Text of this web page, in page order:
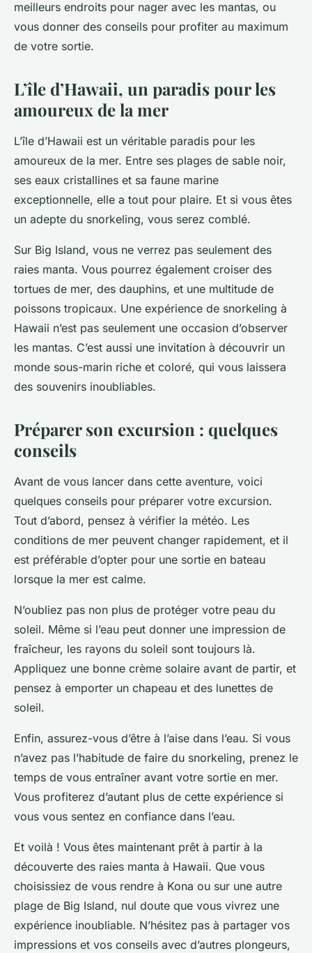
meilleurs endroits pour nager avec les mantas, ou
vous donner des conseils pour profiter au maximum
de votre sortie.
L’île d’Hawaii, un paradis pour les
amoureux de la mer
L’île d’Hawaii est un véritable paradis pour les
amoureux de la mer. Entre ses plages de sable noir,
ses eaux cristallines et sa faune marine
exceptionnelle, elle a tout pour plaire. Et si vous êtes
un adepte du snorkeling, vous serez comblé.
Sur Big Island, vous ne verrez pas seulement des
raies manta. Vous pourrez également croiser des
tortues de mer, des dauphins, et une multitude de
poissons tropicaux. Une expérience de snorkeling à
Hawaii n’est pas seulement une occasion d’observer
les mantas. C’est aussi une invitation à découvrir un
monde sous-marin riche et coloré, qui vous laissera
des souvenirs inoubliables.
Préparer son excursion : quelques
conseils
Avant de vous lancer dans cette aventure, voici
quelques conseils pour préparer votre excursion.
Tout d’abord, pensez à vérifier la météo. Les
conditions de mer peuvent changer rapidement, et il
est préférable d’opter pour une sortie en bateau
lorsque la mer est calme.
N’oubliez pas non plus de protéger votre peau du
soleil. Même si l’eau peut donner une impression de
fraîcheur, les rayons du soleil sont toujours là.
Appliquez une bonne crème solaire avant de partir, et
pensez à emporter un chapeau et des lunettes de
soleil.
Enfin, assurez-vous d’être à l’aise dans l’eau. Si vous
n’avez pas l’habitude de faire du snorkeling, prenez le
temps de vous entraîner avant votre sortie en mer.
Vous profiterez d’autant plus de cette expérience si
vous vous sentez en confiance dans l’eau.
Et voilà ! Vous êtes maintenant prêt à partir à la
découverte des raies manta à Hawaii. Que vous
choisissiez de vous rendre à Kona ou sur une autre
plage de Big Island, nul doute que vous vivrez une
expérience inoubliable. N’hésitez pas à partager vos
impressions et vos conseils avec d’autres plongeurs,